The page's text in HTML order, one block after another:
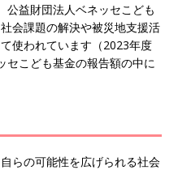
公益財団法人ベネッセこども
会課題の解決や被災地支援活
使われています（2023年度
セこども基金の報告額の中に
らの可能性を広げられる社会